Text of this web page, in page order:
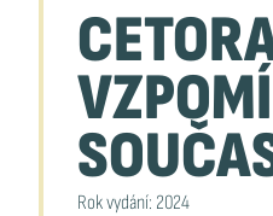
Rok vydání: 2024